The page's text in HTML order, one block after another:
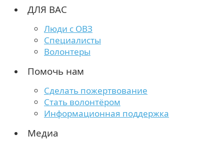
ДЛЯ ВАС
Люди с ОВЗ
Специалисты
Волонтеры
Помочь нам
Сделать пожертвование
Стать волонтёром
Информационная поддержка
Медиа